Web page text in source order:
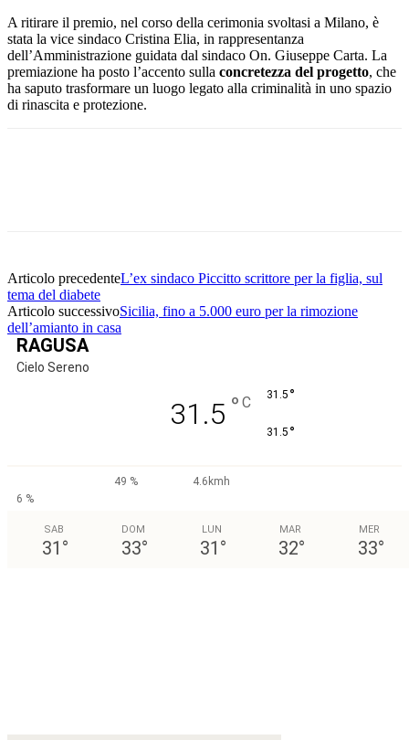
A ritirare il premio, nel corso della cerimonia svoltasi a Milano, è
stata la vice sindaco Cristina Elia, in rappresentanza
dell’Amministrazione guidata dal sindaco On. Giuseppe Carta. La
premiazione ha posto l’accento sulla concretezza del progetto, che
ha saputo trasformare un luogo legato alla criminalità in uno spazio
di rinascita e protezione.
Articolo precedenteL’ex sindaco Piccitto scrittore per la figlia, sul
tema del diabete
Articolo successivoSicilia, fino a 5.000 euro per la rimozione
dell’amianto in casa
RAGUSA
Cielo Sereno
31.5 ° C 31.5 °
31.5 °
49 %
4.6kmh
6 %
SAB
31 °
DOM
33°
LUN
31 °
MAR
32°
MER
33°